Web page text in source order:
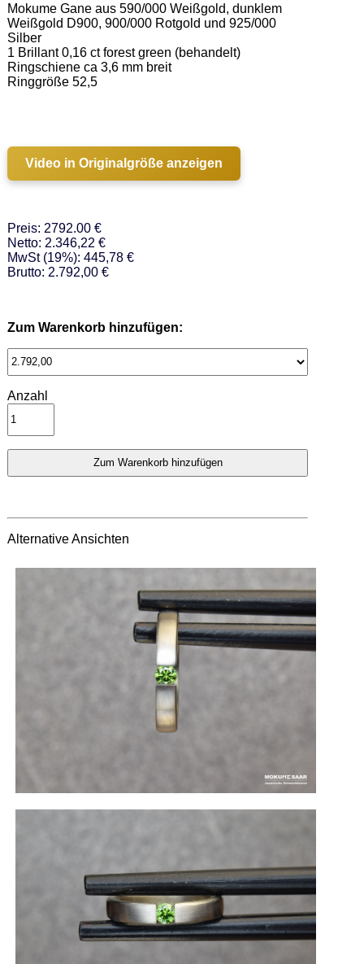
Mokume Gane aus 590/000 Weißgold, dunklem
Weißgold D900, 900/000 Rotgold und 925/000
Silber
1 Brillant 0,16 ct forest green (behandelt)
Ringschiene ca 3,6 mm breit
Ringgröße 52,5
Video in Originalgröße anzeigen
Preis: 2792.00 €
Netto: 2.346,22 €
MwSt (19%): 445,78 €
Brutto: 2.792,00 €
Zum Warenkorb hinzufügen:
Anzahl
Alternative Ansichten